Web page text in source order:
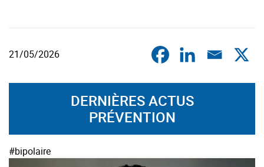
21/05/2026
DERNIÈRES ACTUS
PRÉVENTION
#bipolaire